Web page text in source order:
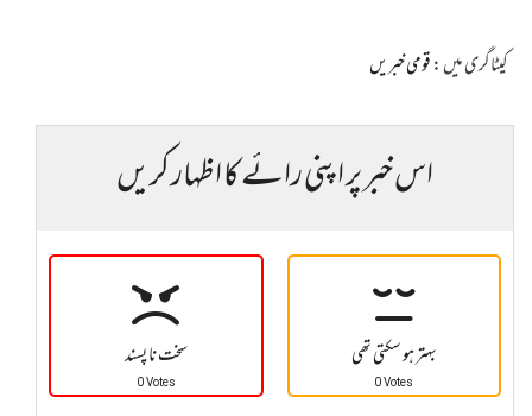
کیٹاگری میں :قومی خبریں
اس خبر پر اپنی رائے کا اظہار کریں
سخت نا پسند
0 Votes
بہتر ہو سکتی تھی
0 Votes